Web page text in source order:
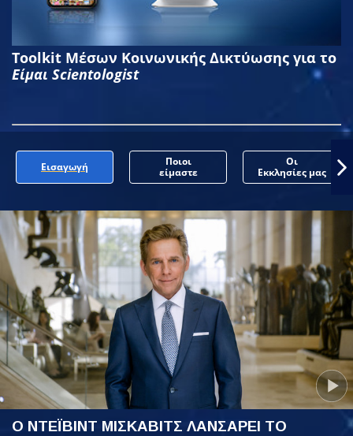
Toolkit Μέσων Κοινωνικής Δικτύωσης για το
Είμαι Scientologist
Εισαγωγή
Ποιοι
είμαστε
Οι
Εκκλησίες μας
Ο ΝΤΕΪΒΙΝΤ ΜΙΣΚΑΒΙΤΣ ΛΑΝΣΑΡΕΙ ΤΟ